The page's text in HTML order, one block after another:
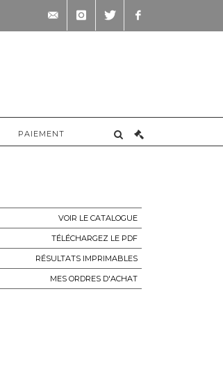
PAIEMENT
VOIR LE CATALOGUE
TÉLÉCHARGEZ LE PDF
RÉSULTATS IMPRIMABLES
MES ORDRES D'ACHAT